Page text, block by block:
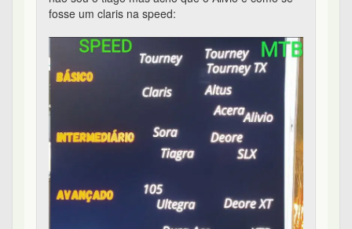
fosse um claris na speed: